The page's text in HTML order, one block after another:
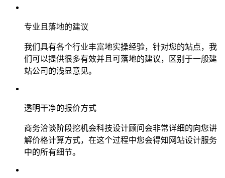
专业且落地的建议
我们具有各个行业丰富地实操经验，针对您的站点，我
们可以提供很多有效并且可落地的建议，区别于一般建
站公司的浅显意见。
透明干净的报价方式
商务洽谈阶段挖机会科技设计顾问会非常详细的向您讲
解价格计算方式，在这个过程中您会得知网站设计服务
中的所有细节。